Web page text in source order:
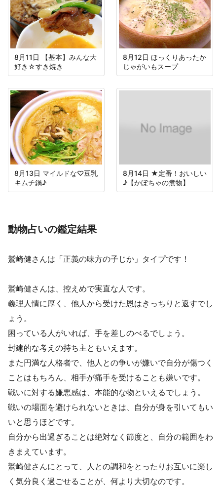
8月11日 【基本】みんな大
好き☆すき焼き
8月12日 ほっくりあったか
じゃがいもスープ
8月13日 マイルドな♡豆乳
キムチ鍋♪
8月14日 ★定番！おいしい
♪【かぼちゃの煮物】
動物占いの鑑定結果
鷲崎健さんは「正義の味方の子じか」タイプです！
鷲崎健さんは、控えめで実直な人です。
義理人情に厚く、他人から受けた恩はきっちりと返すでし
ょう。
困っている人がいれば、手を差しのべるでしょう。
封建的な考えの持ち主ともいえます。
また円満な人格者で、他人との争いが嫌いで自分が傷つく
ことはもちろん、相手が痛手を受けることも嫌いです。
戦いに対する嫌悪感は、本能的な物といえるでしょう。
戦いの場面を避けられないときは、自分が身を引いてもい
いと思うほどです。
自分から出過ぎることは絶対なく節度と、自分の範囲をわ
きまえています。
鷲崎健さんにとって、人との調和をとったりお互いに楽し
く気分良く過ごせることが、何より大切なのです。